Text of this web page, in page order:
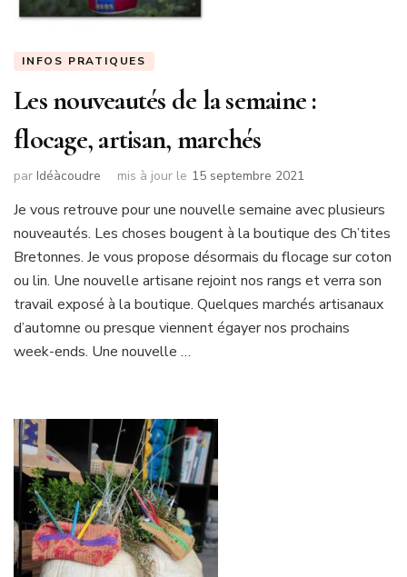
INFOS PRATIQUES
Les nouveautés de la semaine :
flocage, artisan, marchés
par Idéàcoudre mis à jour le 15 septembre 2021
Je vous retrouve pour une nouvelle semaine avec plusieurs
nouveautés. Les choses bougent à la boutique des Ch’tites
Bretonnes. Je vous propose désormais du flocage sur coton
ou lin. Une nouvelle artisane rejoint nos rangs et verra son
travail exposé à la boutique. Quelques marchés artisanaux
d’automne ou presque viennent égayer nos prochains
week-ends. Une nouvelle …